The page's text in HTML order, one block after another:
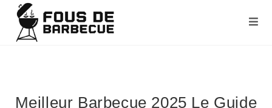
Meilleur Barbecue 2025 Le Guide